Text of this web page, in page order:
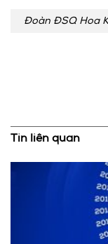
Đoàn ĐSQ Hoa
Tin liên quan